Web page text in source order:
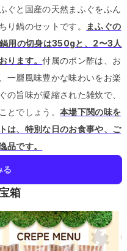
ぐと国産の天然まふぐをふん
り鍋のセットです。
まふぐの
用の切身は350gと、2〜3人
ります。付属のポン酢は、お
一層風味豊かな味わいをお楽
の旨味が凝縮された雑炊で、
とでしょう。本場下関の味を
は、特別な日のお食事や、ご
品です。
る
箱